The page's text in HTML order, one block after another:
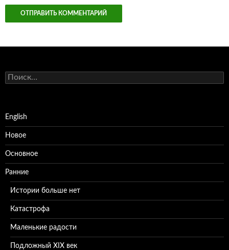
Найти:
English
Новое
Основное
Ранние
Истории больше нет
Катастрофа
Маленькие радости
Подложный XIX век